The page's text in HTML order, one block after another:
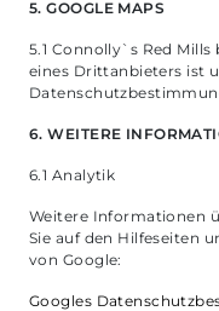
5. GOOGLE MAPS
5.1 Connolly`s Red
eines Drittanbieters ist
6. WEITERE
6.1 Analytik
Weitere Informationen
Sie auf den Hilfeseiten
von Google:
Googles